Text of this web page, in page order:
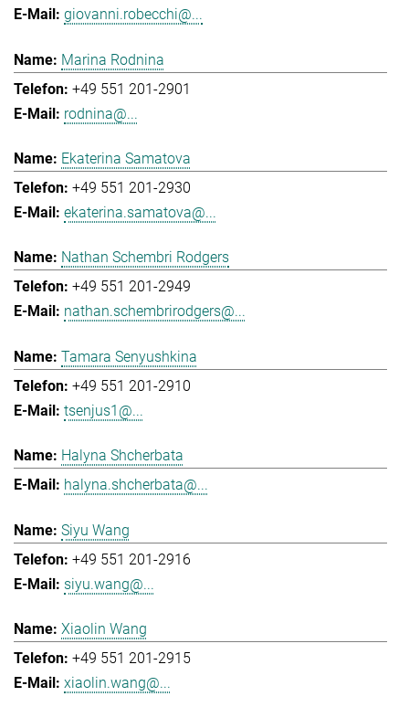
giovanni.robecchi@...
Marina Rodnina
+49 551 201-2901
rodnina@...
Ekaterina Samatova
+49 551 201-2930
ekaterina.samatova@...
Nathan Schembri Rodgers
+49 551 201-2949
nathan.schembrirodgers@...
Tamara Senyushkina
+49 551 201-2910
tsenjus1@...
Halyna Shcherbata
halyna.shcherbata@...
Siyu Wang
+49 551 201-2916
siyu.wang@...
Xiaolin Wang
+49 551 201-2915
xiaolin.wang@...